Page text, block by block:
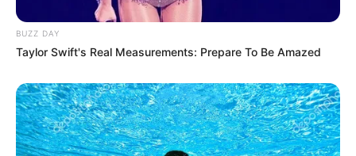
BUZZ DAY
Taylor Swift's Real Measurements: Prepare To Be Amazed